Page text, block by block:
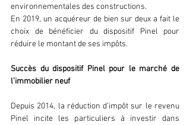
environnementales des constructions.
En 2019, un acquéreur de bien sur deux a fait le
choix de bénéficier du dispositif Pinel pour
réduire le montant de ses impôts.
Succès du dispositif Pinel pour le marché de
l’immobilier neuf
Depuis 2014, la réduction d’impôt sur le revenu
Pinel incite les particuliers à investir dans